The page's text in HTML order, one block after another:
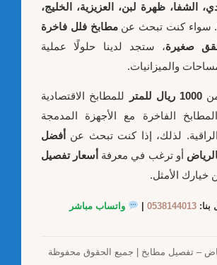
الشفا، ظهرة لبن، العزيزية، الخليج،
سواء كنت تبحث عنمطابخ فلل فاخرة
صغيرة، ستجد لدينا حلولًا عملية
والميزانيات.
1000 ريال للمتر
للمطابخ الاقتصادية
الفاخرة مع الأجهزة المدمجة
لذلك، إذا كنت تبحث عن أفضل
أو ترغب في معرفة أسعار تفصيل
خيارك الأمثل.
بنا: 0538144013 واتساب مباشر
– تفصيل مطابخ | جميع الحقوق محفوظة